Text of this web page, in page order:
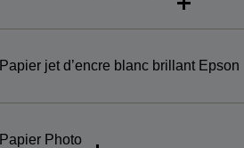
Papier jet d’encre blanc brillant Epson
Papier Photo